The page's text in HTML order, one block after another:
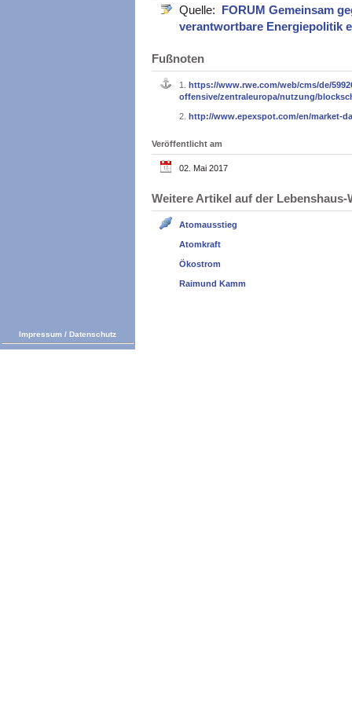
Quelle: FORUM Gemeinsam
verantwortbare Energiepolitik
Fußnoten
1. https://www.rwe.com/web/cms/de/
offensive/zentraleuropa/nutzung/
2. http://www.epexspot.com/en/market-
Veröffentlicht am
02. Mai 2017
Weitere Artikel auf der
Atomausstieg
Atomkraft
Ökostrom
Raimund Kamm
Impressum / Datenschutz